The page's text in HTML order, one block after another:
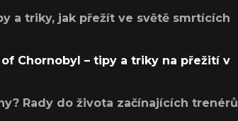
a triky, jak přežít ve světě smrtících
of Chornobyl – tipy a triky na přežití v
Rady do života začínajících trenérů